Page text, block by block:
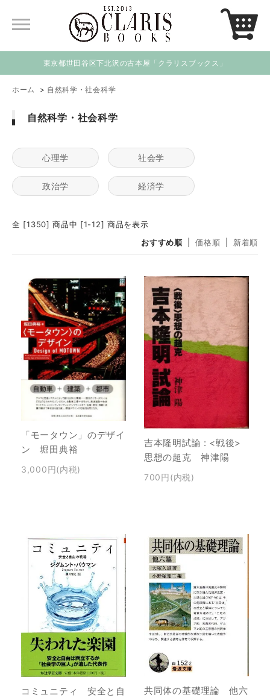
東京都世田谷区下北沢の古本屋「クラリスブックス」
ホーム > 自然科学・社会科学
自然科学・社会科学
心理学 社会学
政治学 経済学
全 [1350] 商品中 [1-12] 商品を表示
おすすめ順
価格順 新着順
「モータウン」のデザイ
ン 堀田典裕
3,000円(内税)
吉本隆明試論 : <戦後>
思想の超克 神津陽
700円(内税)
コミュニティ 安全と自
共同体の基礎理論 他六